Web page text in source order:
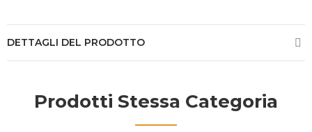
DETTAGLI DEL PRODOTTO
Prodotti Stessa Categoria